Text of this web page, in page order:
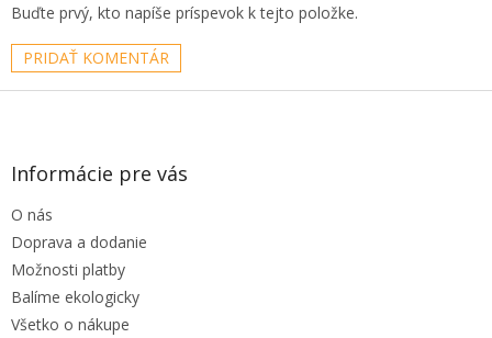
Buďte prvý, kto napíše príspevok k tejto položke.
PRIDAŤ KOMENTÁR
Z
Informácie pre vás
O nás
Doprava a dodanie
Možnosti platby
Balíme ekologicky
Všetko o nákupe